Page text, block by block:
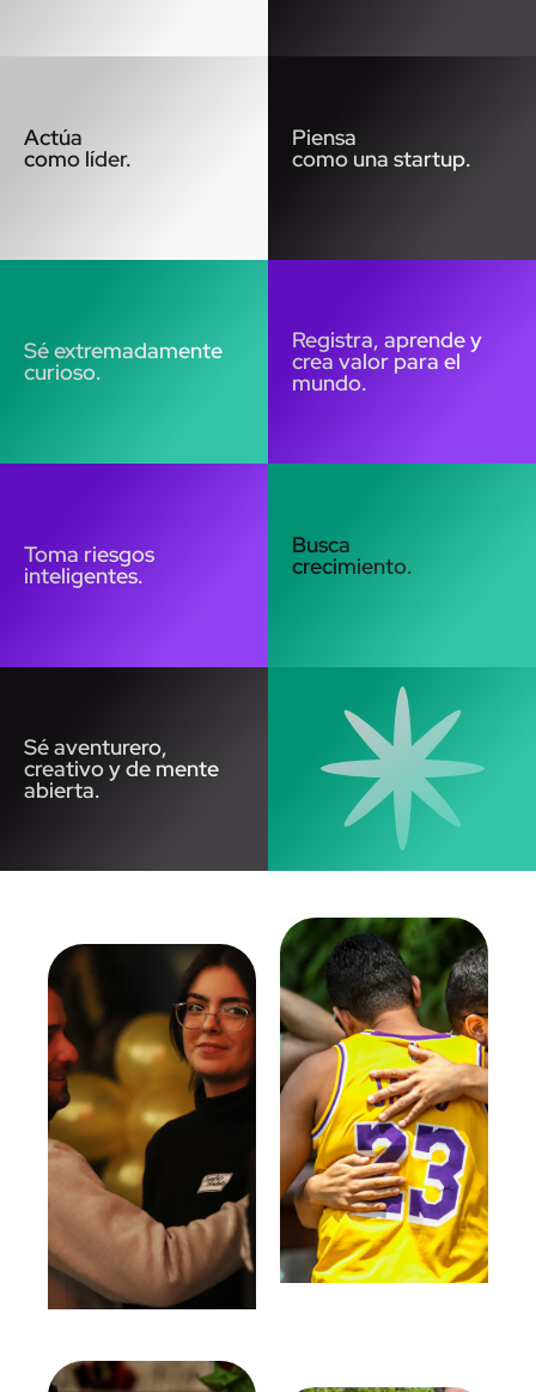
Actúa
como líder.
Piensa
como una startup.
Sé extremadamente
curioso.
Registra, aprende y
crea valor para el
mundo.
Toma riesgos
inteligentes.
Busca
crecimiento.
Sé aventurero,
creativo y de mente
abierta.